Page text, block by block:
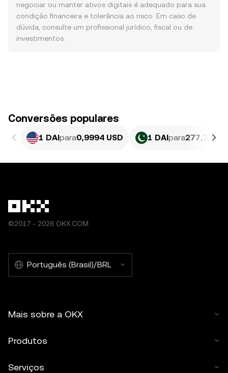
negociar ou manter ativos digitais é adequado para sua
condição financeira e tolerância ao risco. Em caso de
dúvida, consulte um profissional jurídico, fiscal ou de
investimentos.
Conversões populares
1 DAIpara0,9994 USD 1 DAIpara277,7 PKR
©2017 - 2026 OKX.COM
Português (Brasil)/BRL
Mais sobre a OKX
Produtos
Serviços